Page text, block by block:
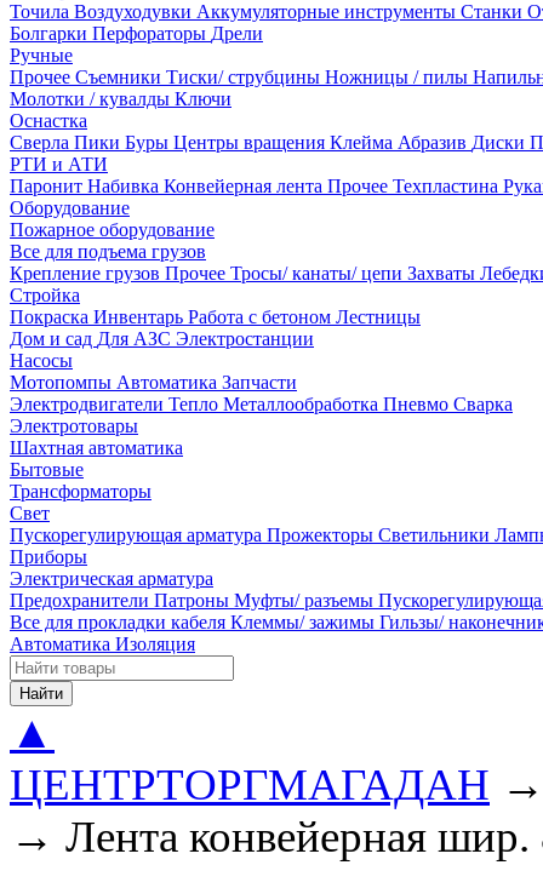
Точила Воздуходувки Аккумуляторные инструменты Станки
Болгарки Перфораторы Дрели
Ручные
Прочее Съемники Тиски/ струбцины Ножницы / пилы
Молотки / кувалды Ключи
Оснастка
Сверла Пики Буры Центры вращения Клейма Абразив Диски
РТИ и АТИ
Паронит Набивка Конвейерная лента Прочее Техпластина
Оборудование
Пожарное оборудование
Все для подъема грузов
Крепление грузов Прочее Тросы/ канаты/ цепи Захваты
Стройка
Покраска Инвентарь Работа с бетоном Лестницы
Дом и сад Для АЗС Электростанции
Насосы
Мотопомпы Автоматика Запчасти
Электродвигатели Тепло Металлообработка Пневмо Сварка
Электротовары
Шахтная автоматика
Бытовые
Трансформаторы
Свет
Пускорегулирующая арматура Прожекторы Светильники
Приборы
Электрическая арматура
Предохранители Патроны Муфты/ разъемы
Все для прокладки кабеля Клеммы/ зажимы Гильзы/
Автоматика Изоляция
Найти
▲
ЦЕНТРТОРГМАГАДАН
→ Лента конвейерная